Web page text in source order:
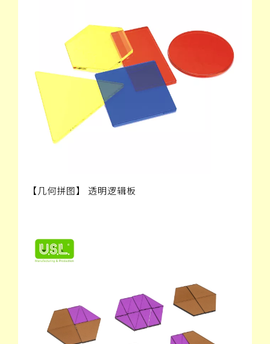
【几何拼图】 透明逻辑板